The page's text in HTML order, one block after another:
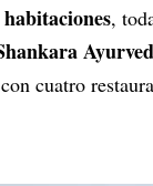
habitaciones,
cuatro